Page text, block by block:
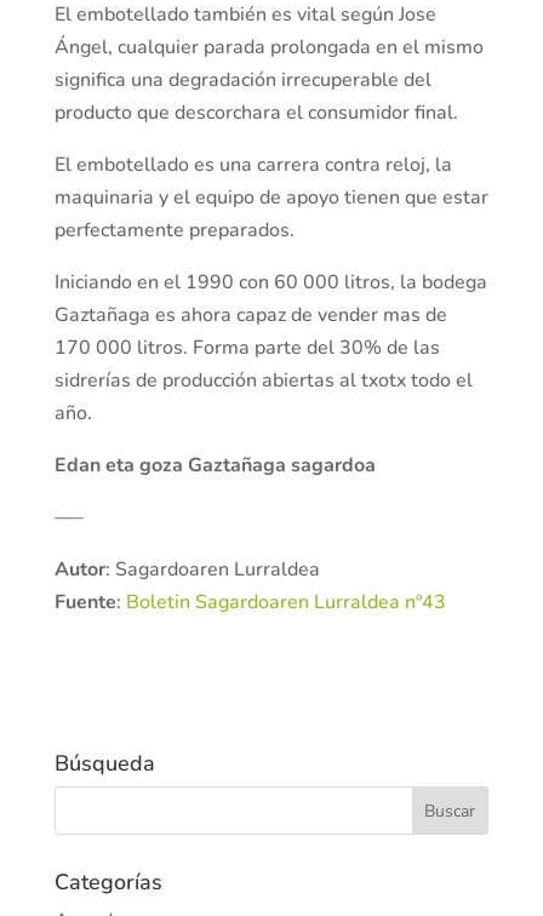
El embotellado también es vital según Jose
Ángel, cualquier parada prolongada en el mismo
significa una degradación irrecuperable del
producto que descorchara el consumidor final.
El embotellado es una carrera contra reloj, la
maquinaria y el equipo de apoyo tienen que estar
perfectamente preparados.
Iniciando en el 1990 con 60 000 litros, la bodega
Gaztañaga es ahora capaz de vender mas de
170 000 litros. Forma parte del 30% de las
sidrerías de producción abiertas al txotx todo el
año.
Edan eta goza Gaztañaga sagardoa
—–
Autor: Sagardoaren Lurraldea
Fuente: Boletin Sagardoaren Lurraldea nº43
Búsqueda
Categorías